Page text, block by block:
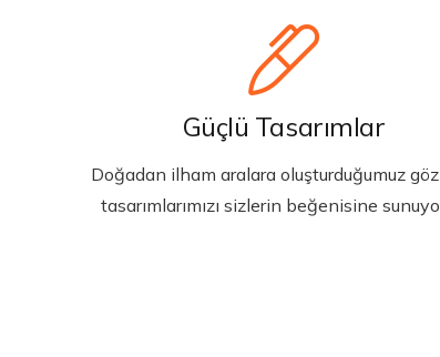
Güçlü Tasarımlar
Doğadan ilham aralara oluşturduğumuz göz
tasarımlarımızı sizlerin beğenisine